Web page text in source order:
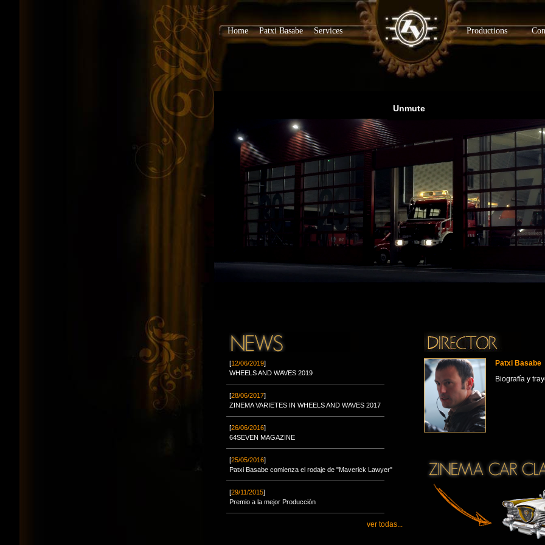
Home Patxi Basabe Services Productions
[12/06/2019]
WHEELS AND WAVES 2019
[28/06/2017]
ZINEMA VARIETES IN WHEELS AND WAVES 2017
[26/06/2016]
64SEVEN MAGAZINE
[25/05/2016]
Patxi Basabe comienza el rodaje de "Maverick Lawyer"
[29/11/2015]
Premio a la mejor Producción
ver todas...
Patxi Basabe
Biografía y